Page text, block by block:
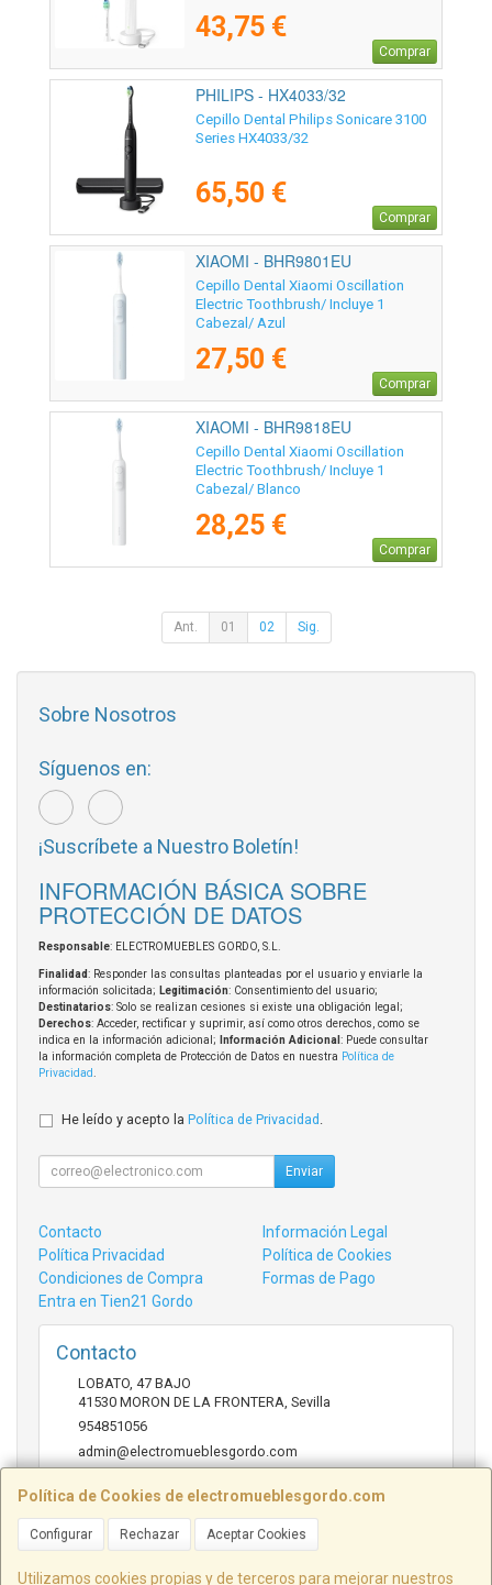
43,75 €
Comprar
PHILIPS - HX4033/32
Cepillo Dental Philips Sonicare 3100
Series HX4033/32
65,50 €
Comprar
XIAOMI - BHR9801EU
Cepillo Dental Xiaomi Oscillation
Electric Toothbrush/ Incluye 1
Cabezal/ Azul
27,50 €
Comprar
XIAOMI - BHR9818EU
Cepillo Dental Xiaomi Oscillation
Electric Toothbrush/ Incluye 1
Cabezal/ Blanco
28,25 €
Comprar
Ant. 01 02 Sig.
Política de Cookies de electromueblesgordo.com
Configurar Rechazar Aceptar Cookies
Utilizamos cookies propias y de terceros para mejorar nuestros
Sobre Nosotros
Síguenos en:
¡Suscríbete a Nuestro Boletín!
INFORMACIÓN BÁSICA SOBRE
PROTECCIÓN DE DATOS
Responsable: ELECTROMUEBLES GORDO, S.L.
Finalidad: Responder las consultas planteadas por el usuario y enviarle la
información solicitada; Legitimación: Consentimiento del usuario;
Destinatarios: Solo se realizan cesiones si existe una obligación legal;
Derechos: Acceder, rectificar y suprimir, así como otros derechos, como se
indica en la información adicional;
Información Adicional : Puede consultar
la información completa de Protección de Datos en nuestra Política de
Privacidad
He leído y acepto la Política de Privacidad
Enviar
Contacto
Información Legal
Política Privacidad
Política de Cookies
Condiciones de Compra
Formas de Pago
Entra en Tien21 Gordo
Contacto
LOBATO, 47 BAJO
41530 MORON DE LA FRONTERA Sevilla
954851056
admin@electromueblesgordo.com
Horario
cerrado.